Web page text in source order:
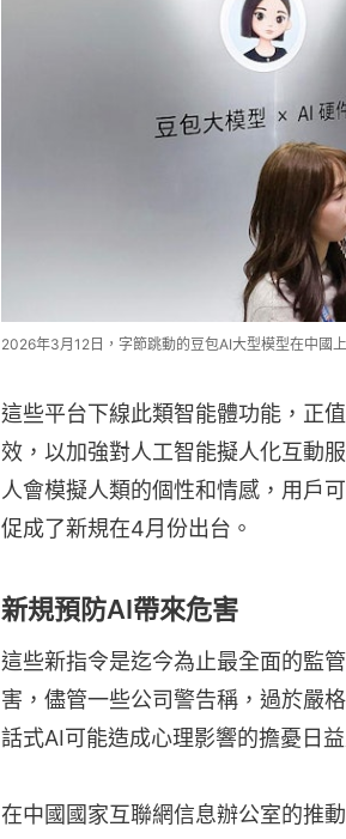
2026年3月12日，字節跳動的豆包AI大型模型在中國
這些平台下線此類智能體功能，正
效，以加強對人工智能擬人化互動
人會模擬人類的個性和情感，用戶
促成了新規在4月份出台。
新規預防AI帶來危害
這些新指令是迄今為止最全面的監
害，儘管一些公司警告稱，過於嚴
話式AI可能造成心理影響的擔憂日
在中國國家互聯網信息辦公室的推